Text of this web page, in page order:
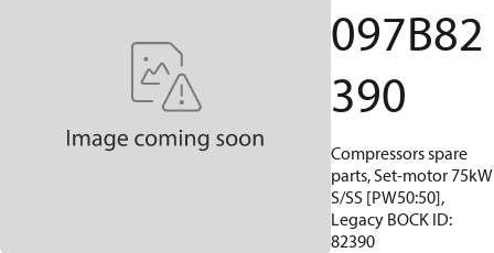
097B82
390
Compressors spare
parts, Set-motor 75kW
S/SS [PW50:50],
Legacy BOCK ID:
82390